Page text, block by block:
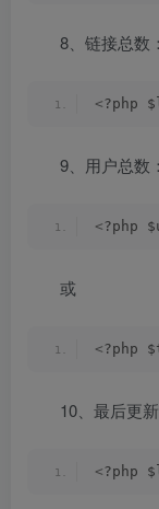
8、链接总数：
<?php
9、用户总数：
<?php
或
<?php
10、最后更新
<?php